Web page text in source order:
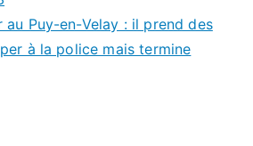
au Puy-en-Velay : il prend des
à la police mais termine